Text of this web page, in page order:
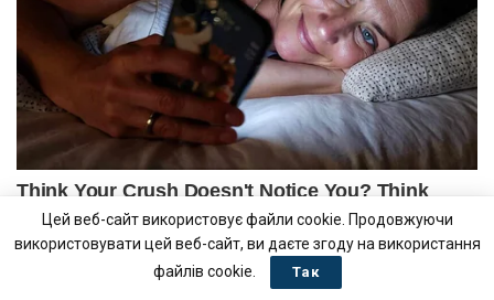
Цей веб-сайт використовує файли cookie. Продовжуючи
використовувати цей веб-сайт, ви даєте згоду на використання
файлів cookie.
Так